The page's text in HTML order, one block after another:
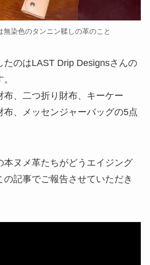
無染色のタンニン鞣しの革のこと
たのはLAST Drip Designsさんの
布、二つ折り財布、キーケー
布、メッセンジャーバッグの5点
本ヌメ革たちがどうエイジング
の記事でご報告させていただき